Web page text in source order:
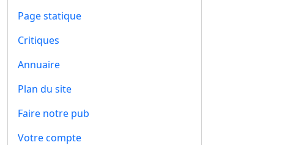
Page statique
Critiques
Annuaire
Plan du site
Faire notre pub
Votre compte